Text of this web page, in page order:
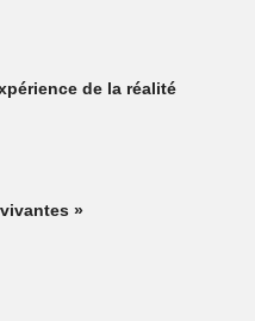
de la réalité
»